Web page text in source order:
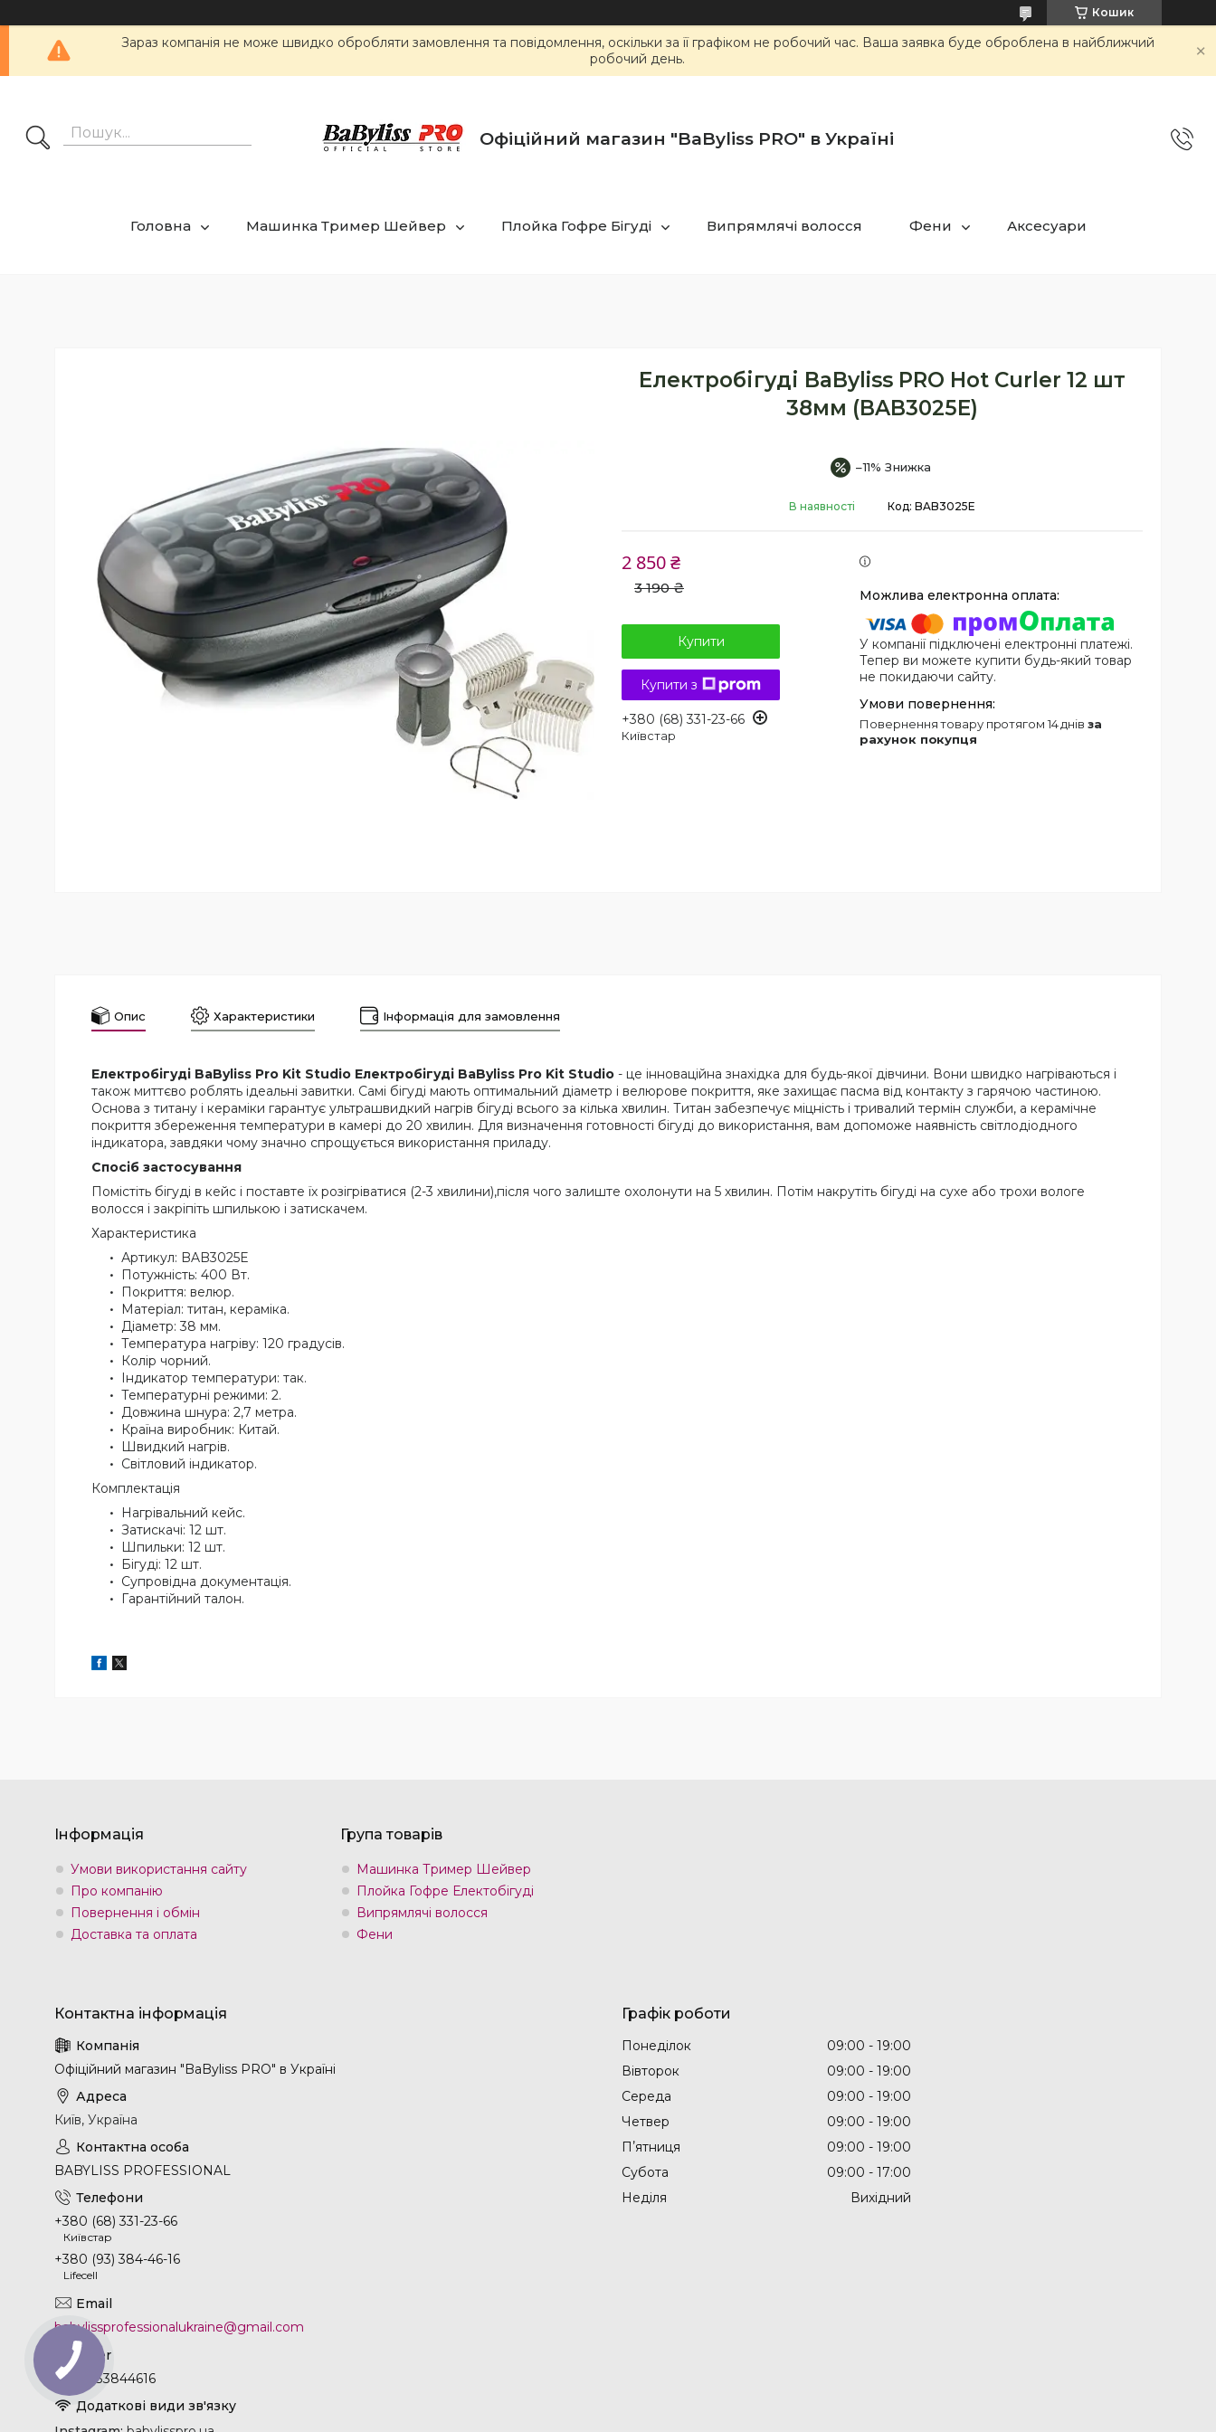
Кошик
Зараз компанія не може швидко обробляти замовлення та повідомлення, оскільки за її графіком не робочий час. Ваша заявка буде оброблена в найближчий
робочий день.
Офіційний магазин "BaByliss PRO" в Україні
Головна Машинка Тример Шейвер Плойка Гофре Бігуді Випрямлячі волосся Фени Аксесуари
Електробігуді BaByliss PRO Hot Curler 12 шт
38мм (BAB3025E)
–11%
В наявності Код: BAB3025E
3 190 ₴
2 850 ₴
Купити
Купити з
+380 (68) 331-23-66
Київстар
У компанії підключені електронні платежі.
Тепер ви можете купити будь-який товар
не покидаючи сайту.
повернення товару протягом 14 днів за
рахунок покупця
Опис Характеристики Інформація для замовлення
Електробігуді BaByliss Pro Kit Studio Електробігуді BaByliss Pro Kit Studio - це інноваційна знахідка для будь-якої дівчини. Вони швидко нагріваються і
також миттєво роблять ідеальні завитки. Самі бігуді мають оптимальний діаметр і велюрове покриття, яке захищає пасма від контакту з гарячою частиною.
Основа з титану і кераміки гарантує ультрашвидкий нагрів бігуді всього за кілька хвилин. Титан забезпечує міцність і тривалий термін служби, а керамічне
покриття збереження температури в камері до 20 хвилин. Для визначення готовності бігуді до використання, вам допоможе наявність світлодіодного
індикатора, завдяки чому значно спрощується використання приладу.
Спосіб застосування
Помістіть бігуді в кейс і поставте їх розігріватися (2-3 хвилини),після чого залиште охолонути на 5 хвилин. Потім накрутіть бігуді на сухе або трохи вологе
волосся і закріпіть шпилькою і затискачем.
Характеристика
Артикул: BAB3025E
Потужність: 400 Вт.
Покриття: велюр.
Матеріал: титан, кераміка.
Діаметр: 38 мм.
Температура нагріву: 120 градусів.
Колір чорний.
Індикатор температури: так.
Температурні режими: 2.
Довжина шнура: 2,7 метра.
Країна виробник: Китай.
Швидкий нагрів.
Світловий індикатор.
Комплектація
Нагрівальний кейс.
Затискачі: 12 шт.
Шпильки: 12 шт.
Бігуді: 12 шт.
Супровідна документація.
Гарантійний талон.
Інформація
Умови використання сайту
Про компанію
Повернення і обмін
Доставка та оплата
Група товарів
Машинка Тример Шейвер
Плойка Гофре Електобігуді
Випрямлячі волосся
Фени
Офіційний магазин "BaByliss PRO" в Україні
Київ, Україна
BABYLISS PROFESSIONAL
+380 (68) 331-23-66
Київстар
+380 (93) 384-46-16
Lifecell
babylissprofessionalukraine@gmail.com
+380933844616
Графік роботи
Понеділок 09:00
19:00
Вівторок
09:00
19:00
Середа
09:00
19:00
Четвер
09:00
19:00
Пʼятниця
09:00
19:00
Субота
09:00
17:00
Неділя
Вихідний